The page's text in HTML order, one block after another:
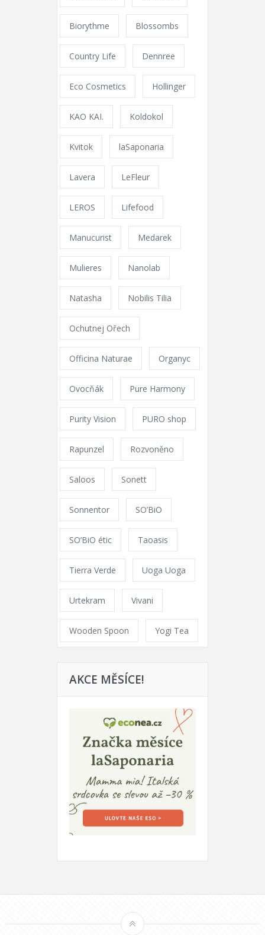
Biorythme Blossombs
Country Life Dennree
Eco Cosmetics Hollinger
KAO KAI. Koldokol
Kvitok laSaponaria
Lavera LeFleur
LEROS Lifefood
Manucurist Medarek
Mulieres Nanolab
Natasha Nobilis Tilia
Ochutnej Ořech
Officina Naturae Organyc
Ovocňák Pure Harmony
Purity Vision PURO shop
Rapunzel Rozvoněno
Saloos Sonett
Sonnentor SO’BiO
SO’BiO étic Taoasis
Tierra Verde Uoga Uoga
Urtekram Vivani
Wooden Spoon Yogi Tea
AKCE MĚSÍCE!